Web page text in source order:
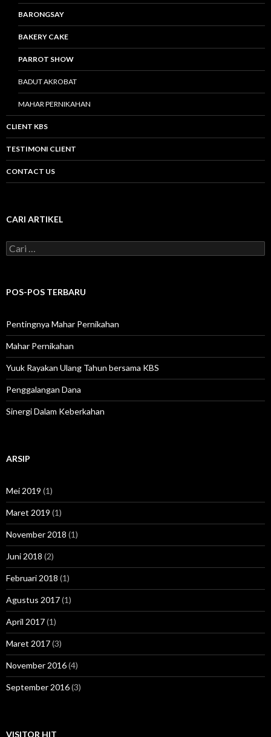
BARONGSAY
BAKERY CAKE
PARROT SHOW
BADUT AKROBAT
MAHAR PERNIKAHAN
CLIENT KBS
TESTIMONI CLIENT
CONTACT US
CARI ARTIKEL
C
a
u
u
k
:
POS-POS TERBARU
Pentingnya Mahar Pernikahan
Mahar Pernikahan
Yuuk Rayakan Ulang Tahun bersama KBS
Penggalangan Dana
Sinergi Dalam Keberkahan
ARSIP
Mei 2019 (1)
Maret 2019 (1)
November 2018 (1)
Juni 2018 (2)
Februari 2018 (1)
Agustus 2017(1)
April 2017(1)
Maret 2017(3)
November 2016(4)
September 2016(3)
VISITOR HIT